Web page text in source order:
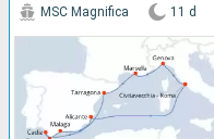
MSC Magnifica 11 d